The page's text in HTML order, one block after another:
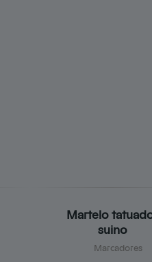
Martelo
suino
Marcadores